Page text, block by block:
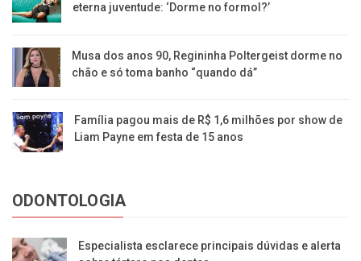
eterna juventude: ‘Dorme no formol?’
Musa dos anos 90, Regininha Poltergeist dorme no
chão e só toma banho “quando dá”
Família pagou mais de R$ 1,6 milhões por show de
Liam Payne em festa de 15 anos
ODONTOLOGIA
Especialista esclarece principais dúvidas e alerta